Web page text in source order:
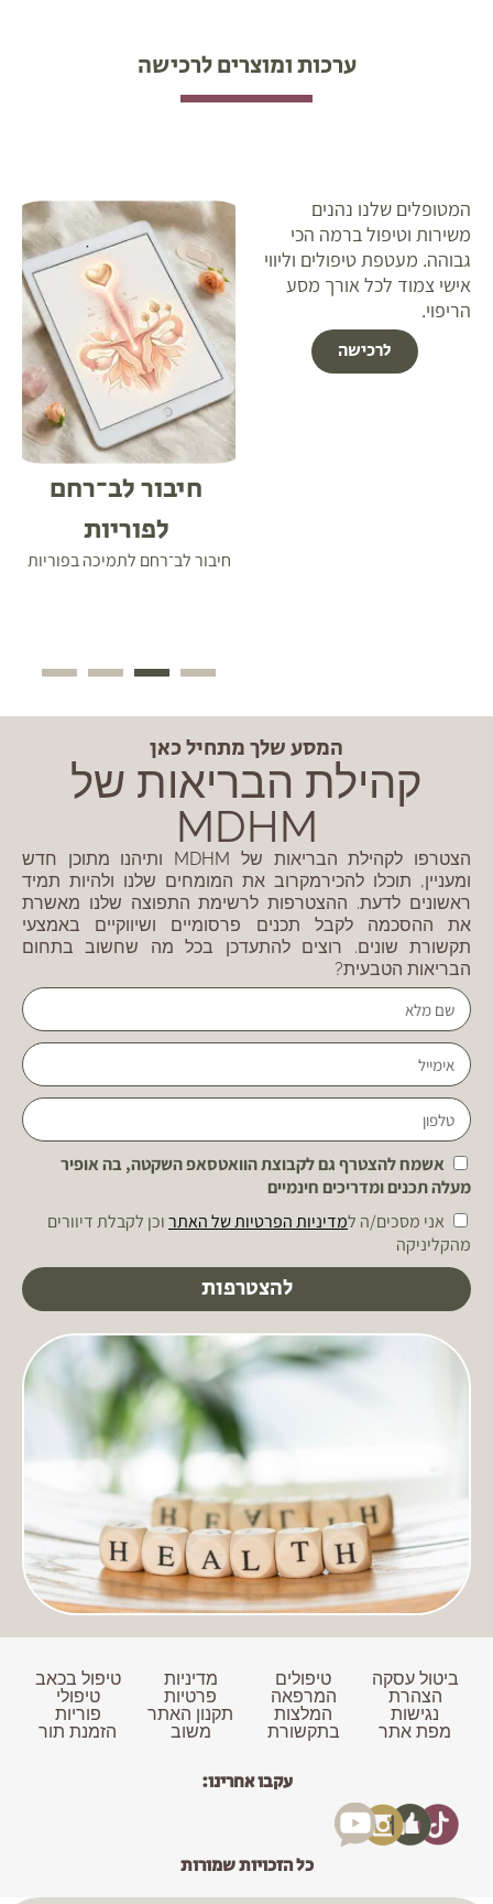
ערכות ומוצרים לרכישה
המטופלים שלנו נהנים
משירות וטיפול ברמה הכי
גבוהה. מעטפת טיפולים וליווי
אישי צמוד לכל אורך מסע
הריפוי.
לרכישה
חיבור לב־רחם
לפוריות
חיבור לב־רחם לתמיכה בפוריות
המסע שלך מתחיל כאן
קהילת הבריאות של
MDHM
הצטרפו לקהילת הבריאות של MDHM ותיהנו מתוכן חדש
ומעניין, תוכלו להכירמקרוב את המומחים שלנו ולהיות תמיד
ראשונים לדעת. ההצטרפות לרשימת התפוצה שלנו מאשרת
את ההסכמה לקבל תכנים פרסומיים ושיווקיים באמצעי
תקשורת שונים. רוצים להתעדכן בכל מה שחשוב בתחום
הבריאות הטבעית?
אשמח להצטרף גם לקבוצת הוואטסאפ השקטה, בה אופיר
מעלה תכנים ומדריכים חינמיים
אני מסכים/ה למדיניות הפרטיות של האתרוכן לקבלת דיוורים
מהקליניקה
להצטרפות
ביטול עסקה
הצהרת
נגישות
מפת אתר
טיפולים
המרפאה
המלצות
בתקשורת
מדיניות
פרטיות
תקנון האתר
משוב
טיפול בכאב
טיפולי
פוריות
הזמנת תור
עקבו אחרינו:
כל הזכויות שמורות